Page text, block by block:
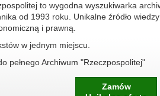
to wygodna wyszukiwarka
od 1993 roku. Unikalne źródło
i prawną.
w jednym miejscu.
pełnego Archiwum "Rzeczpospolitej"
Zamów